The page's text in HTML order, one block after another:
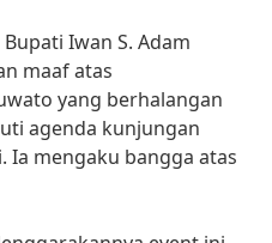
Iwan S. Adam
maaf atas
yang berhalangan
agenda kunjungan
Ia mengaku bangga atas